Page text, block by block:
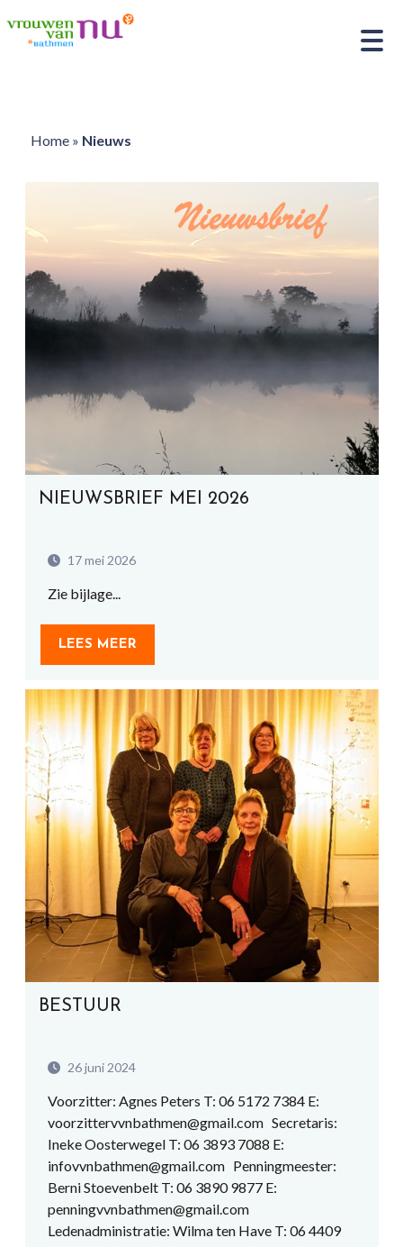
Home» Nieuws
NIEUWSBRIEF MEI 2026
17 mei 2026
Zie bijlage...
LEES MEER
BESTUUR
26 juni 2024
Voorzitter: Agnes Peters T: 06 5172 7384 E:
voorzittervvnbathmen@gmail.com Secretaris:
Ineke Oosterwegel T: 06 3893 7088 E:
infovvnbathmen@gmail.com Penningmeester:
Berni Stoevenbelt T: 06 3890 9877 E:
penningvvnbathmen@gmail.com
Ledenadministratie: Wilma ten Have T: 06 4409